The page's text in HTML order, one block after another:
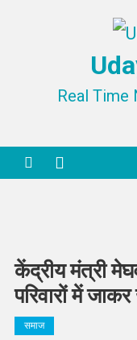
Real Time
केंद्रीय मंत्री
परिवारों में
समाज